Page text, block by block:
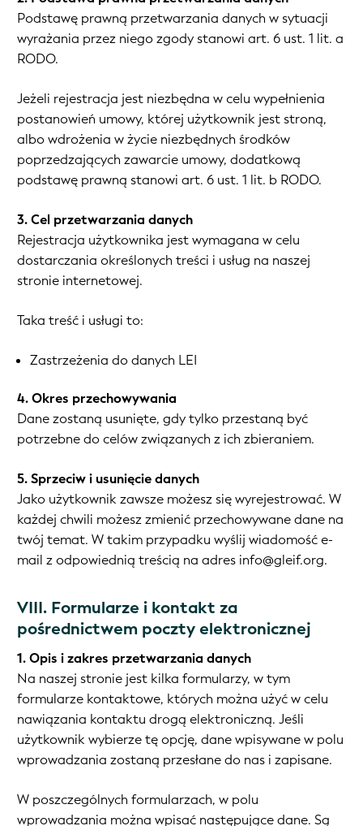
Podstawę prawną przetwarzania danych w sytuacji
wyrażania przez niego zgody stanowi art. 6 ust. 1 lit. a
RODO.
Jeżeli rejestracja jest niezbędna w celu wypełnienia
postanowień umowy, której użytkownik jest stroną,
albo wdrożenia w życie niezbędnych środków
poprzedzających zawarcie umowy, dodatkową
podstawę prawną stanowi art. 6 ust. 1 lit. b RODO.
3. Cel przetwarzania danych
Rejestracja użytkownika jest wymagana w celu
dostarczania określonych treści i usług na naszej
stronie internetowej.
Taka treść i usługi to:
Zastrzeżenia do danych LEI
4. Okres przechowywania
Dane zostaną usunięte, gdy tylko przestaną być
potrzebne do celów związanych z ich zbieraniem.
5. Sprzeciw i usunięcie danych
Jako użytkownik zawsze możesz się wyrejestrować. W
każdej chwili możesz zmienić przechowywane dane na
twój temat. W takim przypadku wyślij wiadomość e-
mail z odpowiednią treścią na adres info@gleif.org.
VIII. Formularze i kontakt za
pośrednictwem poczty elektronicznej
1. Opis i zakres przetwarzania danych
Na naszej stronie jest kilka formularzy, w tym
formularze kontaktowe, których można użyć w celu
nawiązania kontaktu drogą elektroniczną. Jeśli
użytkownik wybierze tę opcję, dane wpisywane w polu
wprowadzania zostaną przesłane do nas i zapisane.
W poszczególnych formularzach, w polu
wprowadzania można wpisać następujące dane. Są